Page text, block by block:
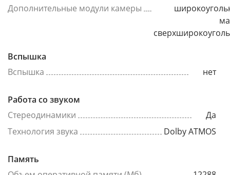
Дополнительные модули камеры
Вспышка
Вспышка
нет
Работа со звуком
Стереодинамики
Да
Технология звука
Dolby ATMOS
Память